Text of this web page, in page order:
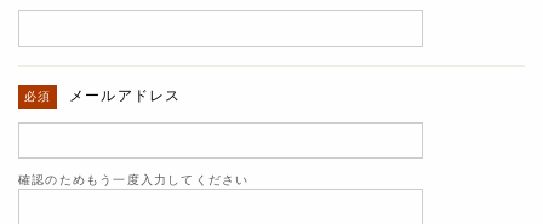
メールアドレス
確認のためもう一度入力してください